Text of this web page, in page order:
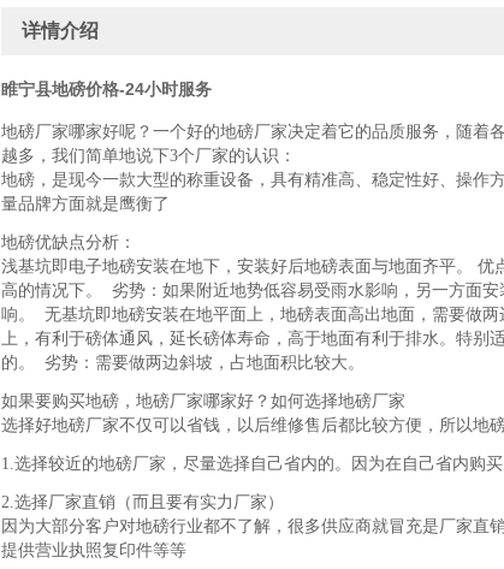
详情介绍
睢宁县地磅价格-24小时服务
地磅厂家哪家好呢？一个好的地磅厂家决定着它的品质服务，随
越多 ， 我们简单地说下3个厂家的认识：
地磅，是现今一款大型的称重设备，具有精准高、稳定性好、操
量品牌方面就是鹰衡了
地磅优缺点分析：
浅基坑即电子地磅安装在地下，安装好后地磅表面与地面齐平。
优
高的情况下。
劣势：如果附近地势低容易受雨水影响，另一方面
响。 无基坑即地磅安装在地平面上，地磅表面高出地面，需要做
上，有利于磅体通风，延长磅体寿命，高于地面有利于排水。特
的。 劣势：需要做两边斜坡，占地面积比较大。
如果要购买地磅，地磅厂家哪家好？如何选择地磅厂家
选择好地磅厂家不仅可以省钱，以后维修售后都比较方便，所以地
1.选择较近的地磅厂家，尽量选择自己省内的。因为在自己省内购
2.选择厂家直销（而且要有实力厂家）
因为大部分客户对地磅行业都不了解，很多供应商就冒充是厂家直
提供营业执照复印件等等